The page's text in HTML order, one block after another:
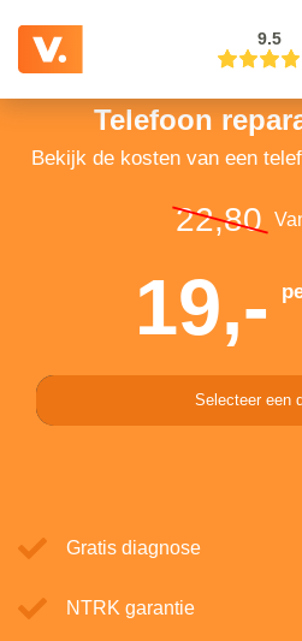
9.5
Telefoon
Bekijk de kosten van een
22,80
19,-
Selecteer een
Gratis diagnose
NTRK garantie